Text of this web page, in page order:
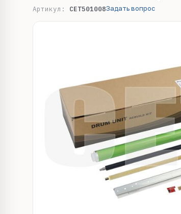
Артикул: CET501008Задать вопрос